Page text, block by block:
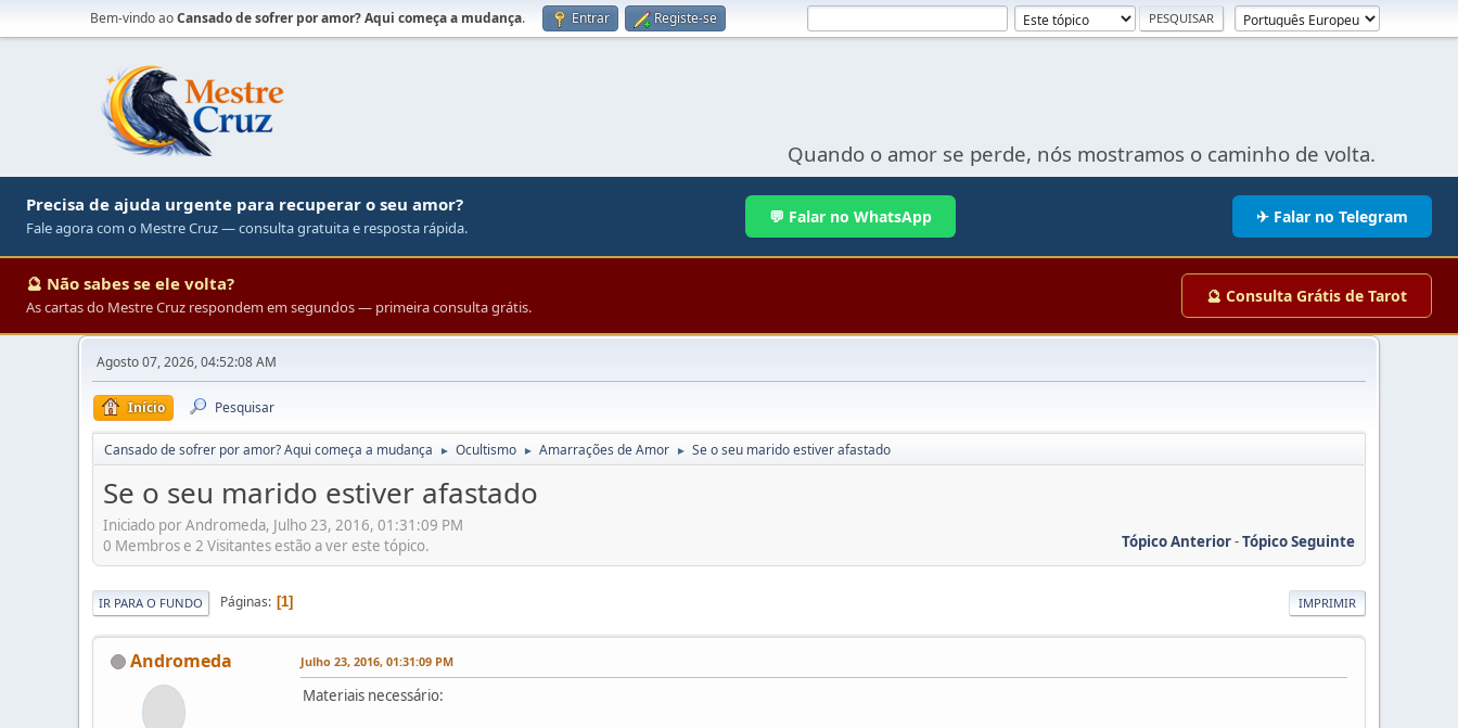
Bem-vindo aoCansado de sofrer por amor? Aqui começa a mudança. Entrar Registe-se
Quando o amor se perde, nós mostramos o caminho de volta.
Precisa de ajuda urgente para recuperar o seu amor?
Fale agora com o Mestre Cruz — consulta gratuita e resposta rápida.
💬 Falar no WhatsApp ✈ Falar no Telegram
🔮 Não sabes se ele volta?
As cartas do Mestre Cruz respondem em segundos — primeira consulta grátis.
🔮 Consulta Grátis de Tarot
Agosto 07, 2026, 04:52:08 AM
Início Pesquisar
Cansado de sofrer por amor? Aqui começa a mudança ► Ocultismo ► Amarrações de Amor ► Se o seu marido estiver afastado
Se o seu marido estiver afastado
Iniciado por Andromeda, Julho 23, 2016, 01:31:09 PM
Tópico Anterior-Tópico Seguinte
0 Membros e 2 Visitantes estão a ver este tópico.
IMPRIMIR
IR PARA O FUNDO Páginas 1
Andromeda Julho 23, 2016, 01:31:09 PM
Materiais necessário: